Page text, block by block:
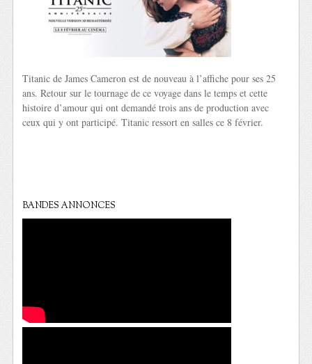
Titanic de James Cameron est de nouveau à l’affiche pour ses 25
ans. Retour sur le tournage de ce voyage dans le temps et cette
histoire d’amour qui ont demandé trois ans de production avec
ceux qui y ont participé. Titanic ressort en salles ce 8 février.
BANDES ANNONCES